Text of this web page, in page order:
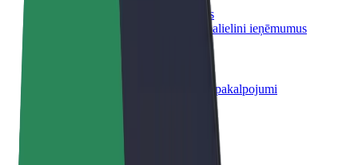
Reģistrējies kā autoparka īpašnieks
Pievieno savu autoparku Bolt un palielini ieņēmumus
Bolt for Business
Tavam uzņēmumam pielāgoti Bolt pakalpojumi